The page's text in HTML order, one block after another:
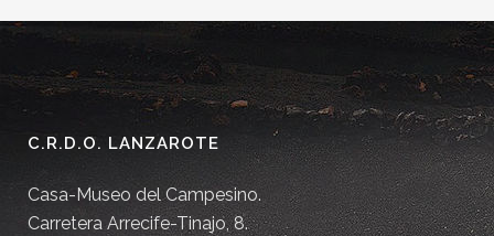
C.R.D.O. LANZAROTE
Casa-Museo del Campesino.
Carretera Arrecife-Tinajo, 8.